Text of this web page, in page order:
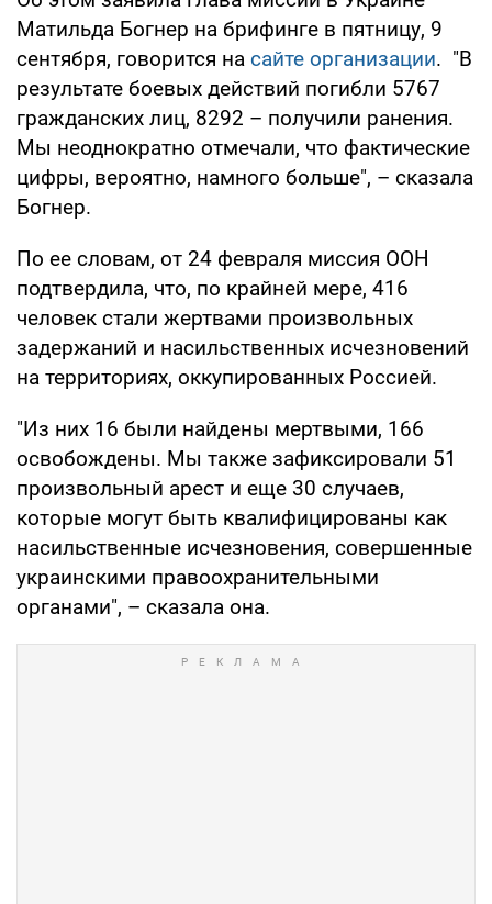
Матильда Богнер на брифинге в пятницу, 9
сентября, говорится на сайте организации. "В
результате боевых действий погибли 5767
гражданских лиц, 8292 – получили ранения.
Мы неоднократно отмечали, что фактические
цифры, вероятно, намного больше", – сказала
Богнер.
По ее словам, от 24 февраля миссия ООН
подтвердила, что, по крайней мере, 416
человек стали жертвами произвольных
задержаний и насильственных исчезновений
на территориях, оккупированных Россией.
"Из них 16 были найдены мертвыми, 166
освобождены. Мы также зафиксировали 51
произвольный арест и еще 30 случаев,
которые могут быть квалифицированы как
насильственные исчезновения, совершенные
украинскими правоохранительными
органами", – сказала она.